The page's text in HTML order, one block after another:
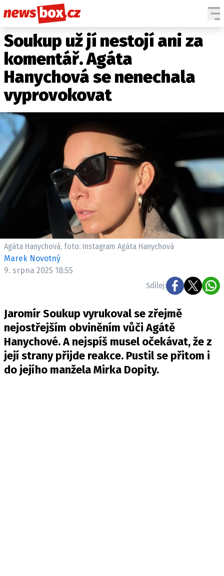
DOMÁCÍ
ZAHRANIČÍ
POČASÍ
KRIMI
EKONOMIKA
KULTURA
SPOLEČNOST
SPORT
ČESKÉ CELEBRITY
SVĚTOVÉ CELEBRITY
SLEDUJTE NÁS NA
Máte příběh, fotku nebo video?
Pošlete e-mail na newsbox.cz
VYDAVATEL
INZERCE
OSOBNÍ ÚDAJE / COOKIES
VOLNÁ MÍSTA
Soukup už jí nestojí ani za
komentář. Agáta
Hanychová se nenechala
vyprovokovat
Agáta Hanychová, foto: Instagram Agáta Hanychová
Marek Novotný
9. srpna 2025 18:55
Sdílej:
Jaromír Soukup vyrukoval se zřejmě
nejostřejším obviněním vůči Agátě
Hanychové. A nejspíš musel očekávat, že z
její strany přijde reakce. Pustil se přitom i
do jejího manžela Mirka Dopity.